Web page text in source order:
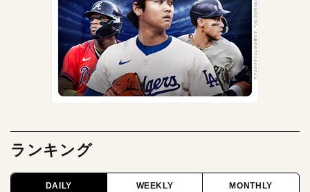
ランキング
DAILY WEEKLY MONTHLY